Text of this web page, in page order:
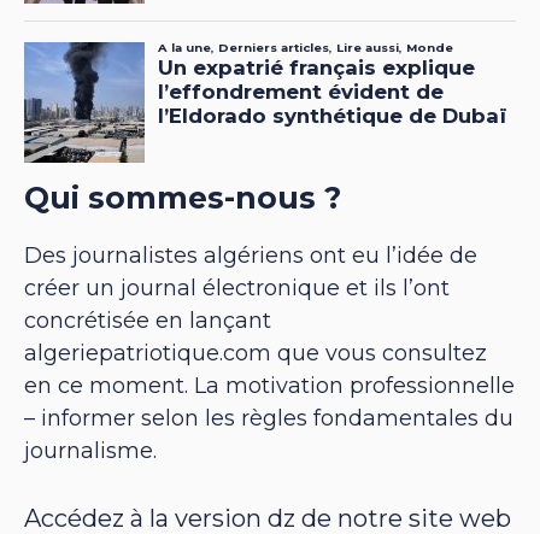
Qui sommes-nous ?
Des journalistes algériens ont eu l’idée de
créer un journal électronique et ils l’ont
concrétisée en lançant
algeriepatriotique.com que vous consultez
en ce moment. La motivation professionnelle
– informer selon les règles fondamentales du
journalisme.
Accédez à la version dz de notre site web